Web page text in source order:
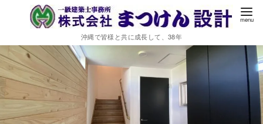
沖縄で皆様と共に成長して、38年